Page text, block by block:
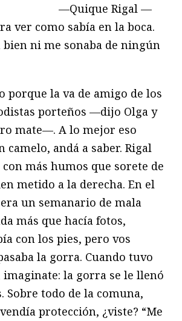
—Quique Rigal —
ver como sabía en la boca.
bien ni me sonaba de ningún
porque la va de amigo de los
porteños —dijo Olga y
mate—. A lo mejor eso
camelo, andá a saber. Rigal
más humos que sorete de
metido a la derecha. En el
un semanario de mala
más que hacía fotos,
con los pies, pero vos
la gorra. Cuando tuvo
la gorra se le llenó
Sobre todo de la comuna,
protección, ¿viste? “Me